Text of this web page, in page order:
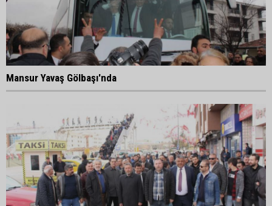
Mansur Yavaş Gölbaşı'nda